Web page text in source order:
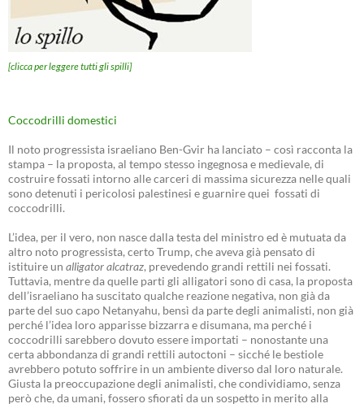
[clicca per leggere tutti gli spilli]
Coccodrilli domestici
Il noto progressista israeliano Ben-Gvir ha lanciato – così racconta la
stampa – la proposta, al tempo stesso ingegnosa e medievale, di
costruire fossati intorno alle carceri di massima sicurezza nelle quali
sono detenuti i pericolosi palestinesi e guarnire quei fossati di
coccodrilli.
L’idea, per il vero, non nasce dalla testa del ministro ed è mutuata da
altro noto progressista, certo Trump, che aveva già pensato di
istituire un alligator alcatraz, prevedendo grandi rettili nei fossati.
Tuttavia, mentre da quelle parti gli alligatori sono di casa, la proposta
dell’israeliano ha suscitato qualche reazione negativa, non già da
parte del suo capo Netanyahu, bensì da parte degli animalisti, non già
perché l’idea loro apparisse bizzarra e disumana, ma perché i
coccodrilli sarebbero dovuto essere importati – nonostante una
certa abbondanza di grandi rettili autoctoni – sicché le bestiole
avrebbero potuto soffrire in un ambiente diverso dal loro naturale.
Giusta la preoccupazione degli animalisti, che condividiamo, senza
però che, da umani, fossero sfiorati da un sospetto in merito alla